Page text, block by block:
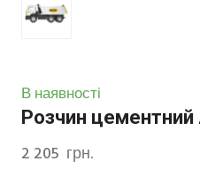
В наявності
Розчин цементний
2 205  грн.